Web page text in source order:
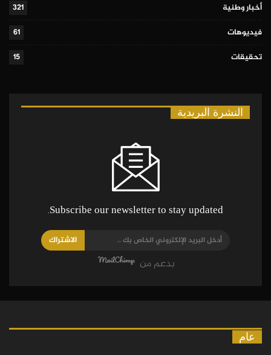
أخبار وطنية
321
فيديوهات
61
تحقيقات
15
النشرة البريدية
Subscribe our newsletter to stay updated.
الاشتراك
بدعم من
عام